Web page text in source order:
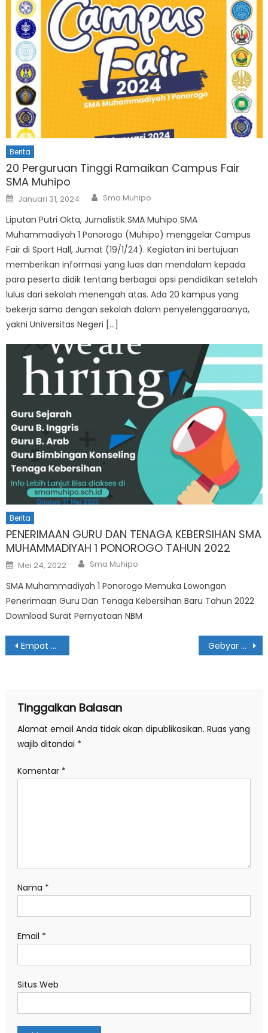
Berita
20 Perguruan Tinggi Ramaikan Campus Fair
SMA Muhipo
Posted
on
Januari 31, 2024 Author
Sma Muhipo
Liputan Putri Okta, Jurnalistik SMA Muhipo SMA
Muhammadiyah 1 Ponorogo (Muhipo) menggelar Campus
Fair di Sport Hall, Jumat (19/1/24). Kegiatan ini bertujuan
memberikan informasi yang luas dan mendalam kepada
para peserta didik tentang berbagai opsi pendidikan setelah
lulus dari sekolah menengah atas. Ada 20 kampus yang
bekerja sama dengan sekolah dalam penyelenggaraanya,
yakni Universitas Negeri […]
Berita
PENERIMAAN GURU DAN TENAGA KEBERSIHAN SMA
MUHAMMADIYAH 1 PONOROGO TAHUN 2022
Posted
on
Mei 24, 2022 Author
Sma Muhipo
SMA Muhammadiyah 1 Ponorogo Memuka Lowongan
Penerimaan Guru Dan Tenaga Kebersihan Baru Tahun 2022
Download Surat Pernyataan NBM
Navigasi
Empat Guru SMA Muhammadiyah 1 Ponorogo Ikuti Teacher Development Program di GresiK Gebyar Fortasi dan Resepsi Milad IPM ke-64
Tinggalkan Balasan
Alamat email Anda tidak akan dipublikasikan. Ruas yang
wajib ditandai *
Komentar *
Nama *
Email *
Situs Web